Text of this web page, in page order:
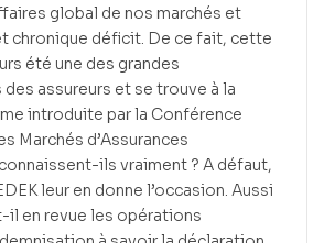
global de nos marchés et
chronique déficit. De ce fait, cette
été une des grandes
assureurs et se trouve à la
introduite par la Conférence
Marchés d’Assurances
ils vraiment ? A défaut,
leur en donne l’occasion. Aussi
il en revue les opérations